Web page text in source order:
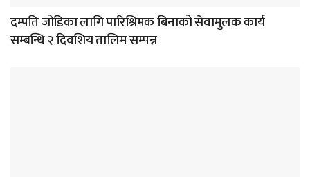
दम्पति जोडिका लागि पारिश्रिमक बिनाको सेवामुलक कार्य
सम्बन्धि २ दिवशिय तालिम सम्पन्न